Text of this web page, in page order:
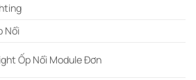
Nổi
Ốp Nổi Module Đơn